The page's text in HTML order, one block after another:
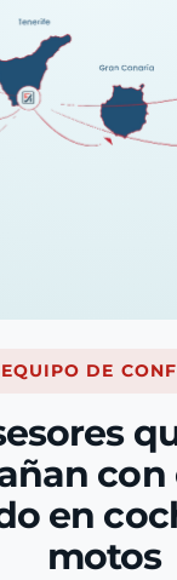
DE
con
en
motos